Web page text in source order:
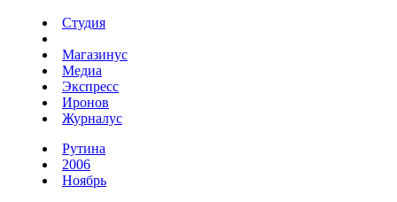
Студия
Магазинус
Медиа
Экспресс
Иронов
Журналус
Рутина
2006
Ноябрь